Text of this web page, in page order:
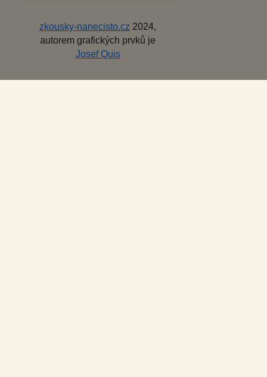
zkousky-nanecisto.cz 2024,
autorem grafických prvků je
Josef Quis